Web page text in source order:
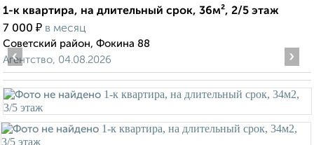
1-к квартира, на длительный срок, 36м², 2/5 этаж
7 000 ₽ в месяц
Советский район, Фокина 88
Агентство, 04.08.2026
‹ ›